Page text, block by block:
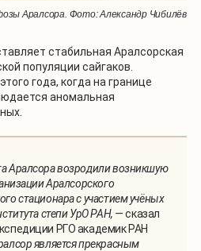
Аралсора. Фото: Александр Чибилёв
стабильная Аралсорская
популяции сайгаков.
года, когда на границе
аномальная
Аралсора возродили возникшую
Аралсорского
стационара с участием учёных
степи УрО РАН, —сказал
РГО академик РАН
является прекрасным